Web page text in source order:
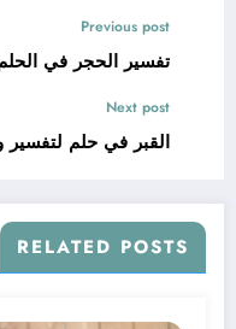
Previous post
تفسير الحجر في
Next post
القبر في حلم لتفسير
RELATED POSTS